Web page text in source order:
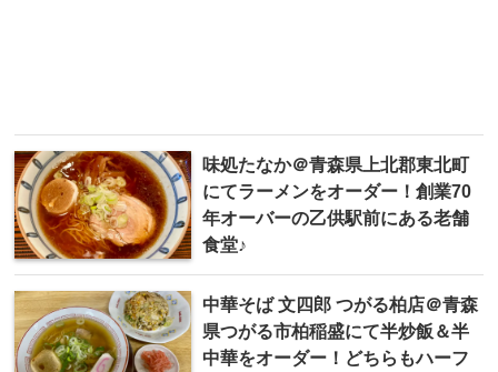
味処たなか＠青森県上北郡東北町
にてラーメンをオーダー！創業70
年オーバーの乙供駅前にある老舗
食堂♪
中華そば 文四郎 つがる柏店＠青森
県つがる市柏稲盛にて半炒飯＆半
中華をオーダー！どちらもハーフ